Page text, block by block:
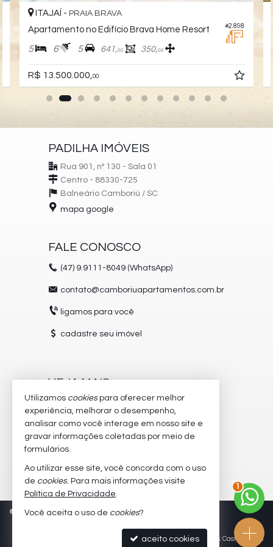
#2.898
ITAJAÍ - PRAIA BRAVA
Apartamento no Edifício Brava Home Resort
5 6 5 641,00 350,00
R$ 13.500.000,00
PADILHA IMÓVEIS
Rua 901, nº 130 - Sala 01
Centro - 88330-725
Balneário Camboriú / SC
mapa google
FALE CONOSCO
(47) 9.9111-8049 (WhatsApp)
contato@camboriuapartamentos.com.br
ligamos para você
cadastre seu imóvel
VEJA MAIS
receba nosso newsletter
trabalhe conosco
imóveis favoritos
mapa de imóveis
© 2026 CRECI/SC 5504-J Política de Privacidade
Site para imobiliárias: Castel Digital
Utilizamos cookiespara oferecer melhor
experiência, melhorar o desempenho,
analisar como você interage em nosso site e
gravar informações coletadas por meio de
formulários.
Ao utilizar esse site, você concorda com o uso
de cookies. Para mais informações visite
Política de Privacidade.
Você aceita o uso de cookies?
aceito cookies